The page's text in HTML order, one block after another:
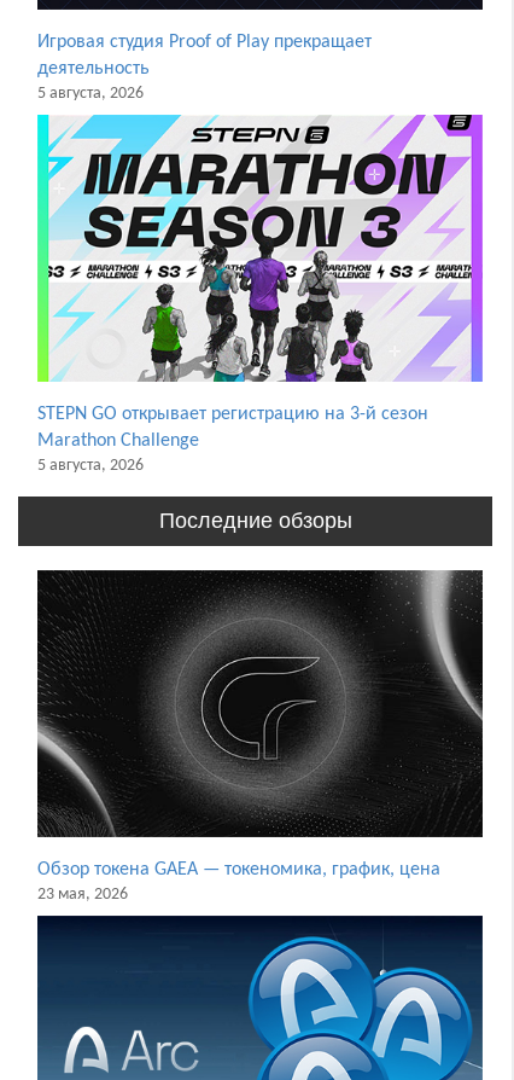
Игровая студия Proof of Play прекращает
деятельность
5 августа, 2026
STEPN GO открывает регистрацию на 3-й сезон
Marathon Challenge
5 августа, 2026
Последние обзоры
Обзор токена GAEA — токеномика, график, цена
23 мая, 2026